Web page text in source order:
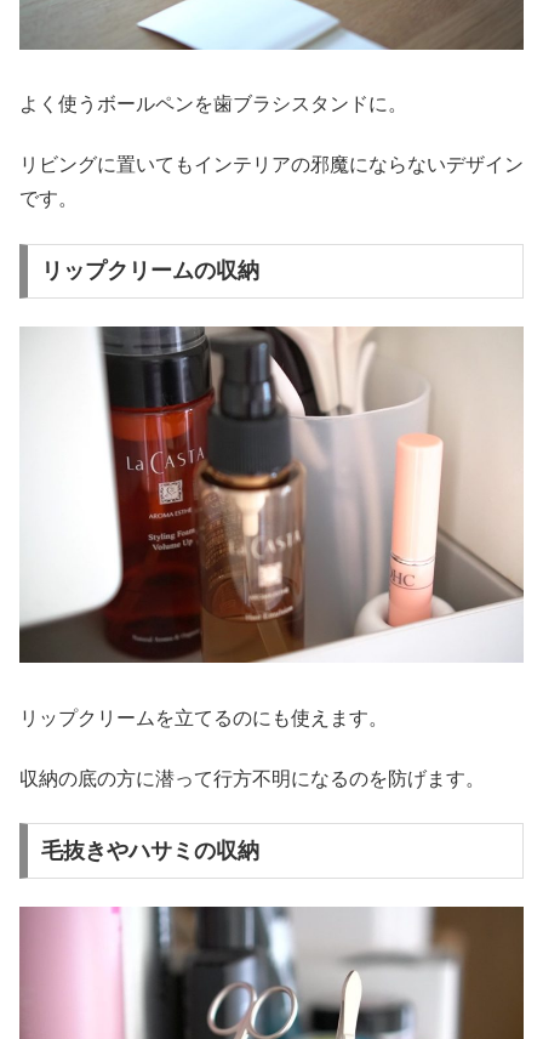
よく使うボールペンを歯ブラシスタンドに。
リビングに置いてもインテリアの邪魔にならないデザイン
です。
リップクリームの収納
リップクリームを立てるのにも使えます。
収納の底の方に潜って行方不明になるのを防げます。
毛抜きやハサミの収納